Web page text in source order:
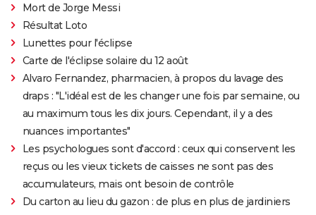
Mort de Jorge Messi
Résultat Loto
Lunettes pour l'éclipse
Carte de l'éclipse solaire du 12 août
Alvaro Fernandez, pharmacien, à propos du lavage des
draps : "L'idéal est de les changer une fois par semaine, ou
au maximum tous les dix jours. Cependant, il y a des
nuances importantes"
Les psychologues sont d'accord : ceux qui conservent les
reçus ou les vieux tickets de caisses ne sont pas des
accumulateurs, mais ont besoin de contrôle
Du carton au lieu du gazon : de plus en plus de jardiniers